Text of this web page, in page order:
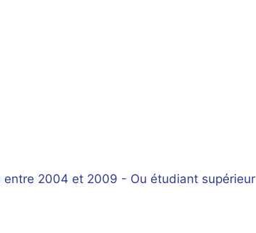
entre 2004 et 2009 - Ou étudiant supérieur